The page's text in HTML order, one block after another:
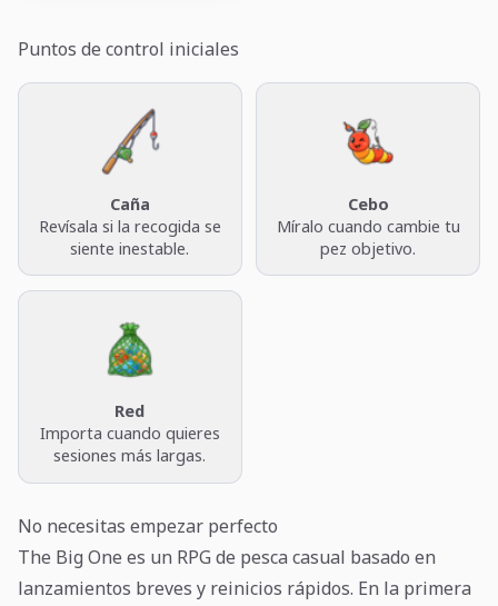
Puntos de control iniciales
Caña
Revísala si la recogida se
siente inestable.
Cebo
Míralo cuando cambie tu
pez objetivo.
Red
Importa cuando quieres
sesiones más largas.
No necesitas empezar perfecto
The Big One es un RPG de pesca casual basado en
lanzamientos breves y reinicios rápidos. En la primera